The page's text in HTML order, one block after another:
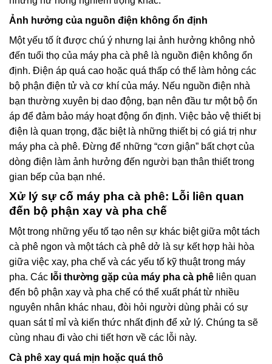
Ảnh hưởng của nguồn điện không ổn định
Một yếu tố ít được chú ý nhưng lại ảnh hưởng không nhỏ
đến tuổi thọ của máy pha cà phê là nguồn điện không ổn
định. Điện áp quá cao hoặc quá thấp có thể làm hỏng các
bộ phận điện tử và cơ khí của máy. Nếu nguồn điện nhà
bạn thường xuyên bị dao động, bạn nên đầu tư một bộ ổn
áp để đảm bảo máy hoạt động ổn định. Việc bảo vệ thiết bị
điện là quan trọng, đặc biệt là những thiết bị có giá trị như
máy pha cà phê. Đừng để những “cơn giận” bất chợt của
dòng điện làm ảnh hưởng đến người bạn thân thiết trong
gian bếp của bạn nhé.
Xử lý sự cố máy pha cà phê: Lỗi liên quan
đến bộ phận xay và pha chế
Một trong những yếu tố tạo nên sự khác biệt giữa một tách
cà phê ngon và một tách cà phê dở là sự kết hợp hài hòa
giữa việc xay, pha chế và các yếu tố kỹ thuật trong máy
pha. Các lỗi thường gặp của máy pha cà phê liên quan
đến bộ phận xay và pha chế có thể xuất phát từ nhiều
nguyên nhân khác nhau, đòi hỏi người dùng phải có sự
quan sát tỉ mỉ và kiến thức nhất định để xử lý. Chúng ta sẽ
cùng nhau đi vào chi tiết hơn về các lỗi này.
Cà phê xay quá mịn hoặc quá thô